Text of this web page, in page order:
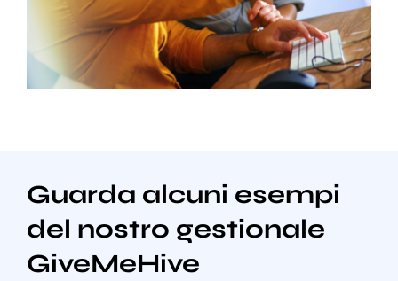
Guarda alcuni esempi
del nostro gestionale
GiveMeHive